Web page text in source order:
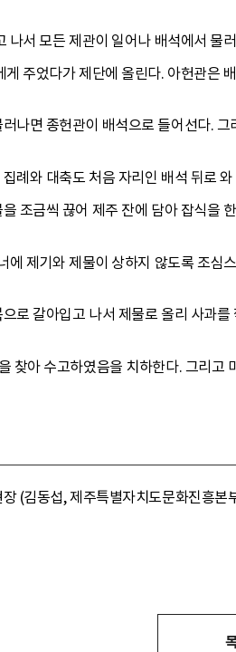
나서 모든 제관이 일어나 배석에서 물
주었다가 제단에 올린다. 아헌관은
나면 종헌관이 배석으로 들어선다.
례와 대축도 처음 자리인 배석 뒤로
조금씩 끊어 제주 잔에 담아 잡식을
에 제기와 제물이 상하지 않도록 조심
로 갈아입고 나서 제물로 올리 사과를
찾아 수고하였음을 치하한다. 그리
(김동섭, 제주특별자치도문화진흥본